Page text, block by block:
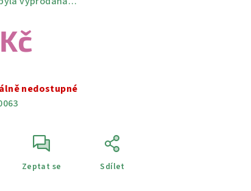
nedostupné
Zeptat se Sdílet